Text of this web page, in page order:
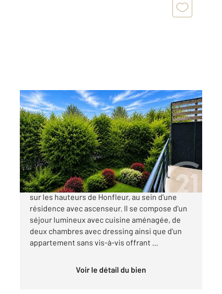
HONFLEUR 14
59,25 m2, 3 pièces
Ref : 153
Appartement à vendre
210 000 €
À découvrir rapidement ! Appartement situé
sur les hauteurs de Honfleur, au sein d'une
résidence avec ascenseur. Il se compose d'un
séjour lumineux avec cuisine aménagée, de
deux chambres avec dressing ainsi que d'un
appartement sans vis-à-vis offrant ...
Voir le détail du bien